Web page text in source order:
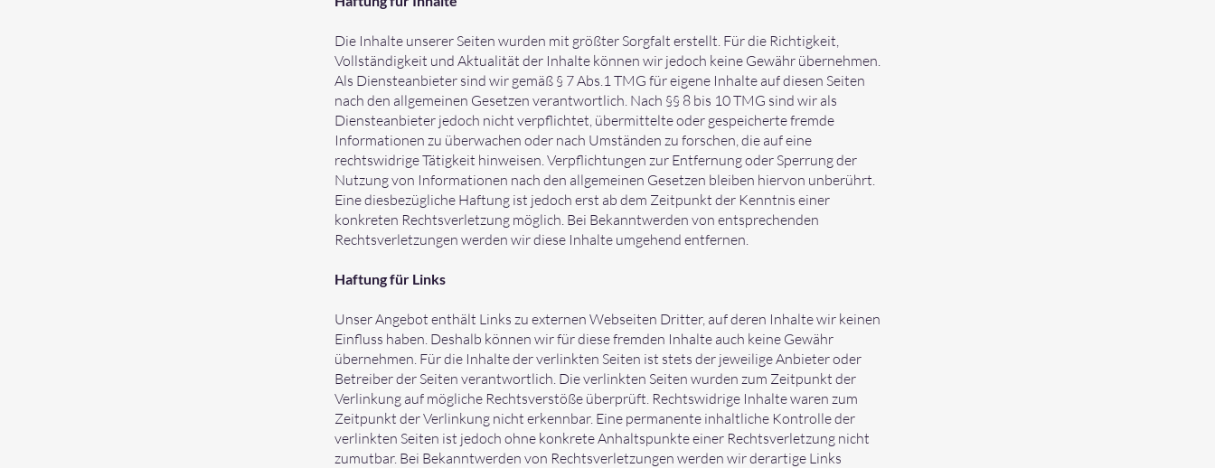
Die Inhalte unserer Seiten wurden mit größter Sorgfalt erstellt. Für die Richtigkeit,
Vollständigkeit und Aktualität der Inhalte können wir jedoch keine Gewähr übernehmen.
Als Diensteanbieter sind wir gemäß § 7 Abs.1 TMG für eigene Inhalte auf diesen Seiten
nach den allgemeinen Gesetzen verantwortlich. Nach §§ 8 bis 10 TMG sind wir als
Diensteanbieter jedoch nicht verpflichtet, übermittelte oder gespeicherte fremde
Informationen zu überwachen oder nach Umständen zu forschen, die auf eine
rechtswidrige Tätigkeit hinweisen. Verpflichtungen zur Entfernung oder Sperrung der
Nutzung von Informationen nach den allgemeinen Gesetzen bleiben hiervon unberührt.
Eine diesbezügliche Haftung ist jedoch erst ab dem Zeitpunkt der Kenntnis einer
konkreten Rechtsverletzung möglich. Bei Bekanntwerden von entsprechenden
Rechtsverletzungen werden wir diese Inhalte umgehend entfernen.
Haftung für Links
Unser Angebot enthält Links zu externen Webseiten Dritter, auf deren Inhalte wir keinen
Einfluss haben. Deshalb können wir für diese fremden Inhalte auch keine Gewähr
übernehmen. Für die Inhalte der verlinkten Seiten ist stets der jeweilige Anbieter oder
Betreiber der Seiten verantwortlich. Die verlinkten Seiten wurden zum Zeitpunkt der
Verlinkung auf mögliche Rechtsverstöße überprüft. Rechtswidrige Inhalte waren zum
Zeitpunkt der Verlinkung nicht erkennbar. Eine permanente inhaltliche Kontrolle der
verlinkten Seiten ist jedoch ohne konkrete Anhaltspunkte einer Rechtsverletzung nicht
zumutbar. Bei Bekanntwerden von Rechtsverletzungen werden wir derartige Links